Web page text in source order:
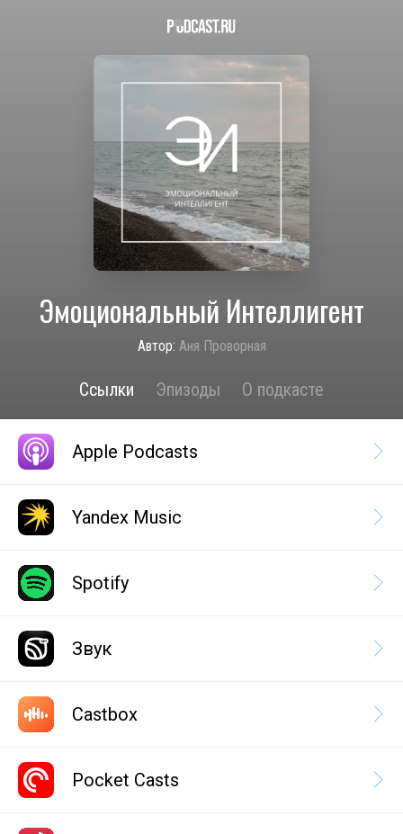
Эмоциональный Интеллигент
Автор: Аня Проворная
Ссылки Эпизоды О подкасте
Apple Podcasts
Yandex Music
Spotify
Звук
Castbox
Pocket Casts